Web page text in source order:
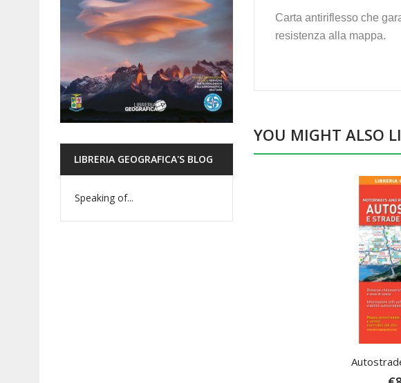
LIBRERIA GEOGRAFICA'S BLOG
Speaking of...
Carta antiriflesso che
resistenza alla mappa.
YOU MIGHT ALSO